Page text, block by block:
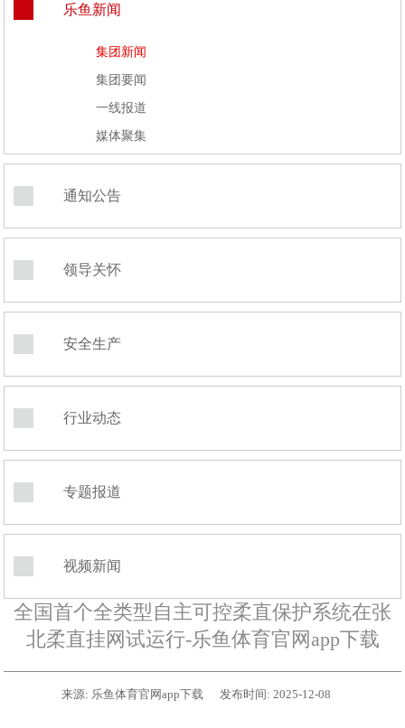
乐鱼新闻
集团新闻
集团要闻
一线报道
媒体聚集
通知公告
领导关怀
安全生产
行业动态
专题报道
视频新闻
全国首个全类型自主可控柔直保护系统在张
北柔直挂网试运行-乐鱼体育官网app下载
来源: 乐鱼体育官网app下载 发布时间: 2025-12-08